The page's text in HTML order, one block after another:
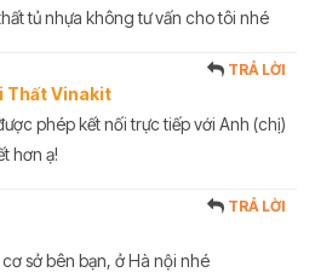
tủ nhựa không tư vấn cho tôi nhé
Thất Vinakit
TRẢ LỜI
phép kết nối trực tiếp với Anh (chị)
hơn ạ!
TRẢ LỜI
sở bên bạn, ở Hà nội nhé